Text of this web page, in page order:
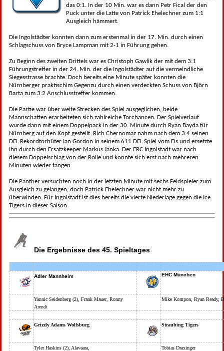
das 0:1. In der 10 Min. war es dann Petr Fical der den
Puck unter die Latte von Patrick Ehelechner zum 1:1
Ausgleich hämmert.
Die Ingolstädter konnten dann zum erstenmal in der 17. Min. durch einen
Schlagschuss von Bryce Lampman mit 2-1 in Führung gehen.
Zu Beginn des zweiten Drittels war es Christoph Gawlik der mit dem 3:1
Führungstreffer in der 24. Min. der die Ingolstädter auf die vermeindliche
Siegesstrasse brachte. Doch bereits eine Minute später konnten die
Nürnberger praktischim Gegenzu durch einen verdeckten Schuss von Björn
Barta zum 3:2 Anschlusstreffer kommen.
Die Partie war über weite Strecken des Spiel ausgeglichen, beide
Mannschaften erarbeiteten sich zahlreiche Torchancen. Der Spielverlauf
wurde dann mit einem Doppelpack in der 30. Minute durch Ryan Bayda für
Nürnberg auf den Kopf gestellt. Rich Chernomaz nahm nach dem 3:4 seinen
DEL Rekordtorhüter Ian Gordon in seinem 611 DEL Spiel vom Eis und ersetzte
Ihn durch den Ersatzkeeper Markus Janka. Der ERC Ingolstadt war nach
diesem Doppelschlag von der Rolle und konnte sich erst nach mehreren
Minuten wieder fangen.
Die Panther versuchten noch in der letzten Minute mit sechs Feldspieler zum
Ausgleich zu gelangen, doch Patrick Ehelechner war nicht mehr zu
überwinden. Für Ingolstadt ist dies bereits die vierte Niederlage gegen die Ice
Tigers in dieser Saison.
Die Ergebnisse des 45. Spieltages
Adler Mannheim EHC München
Yannic Seidenberg (2), Frank Mauer, Ronny
Arendt
Mike Kompon, Ryan Ready,
Grizzly Adams Wolfsburg Straubing Tigers
Tyler Haskins (2), Alavaara,
Tobias Draxinger